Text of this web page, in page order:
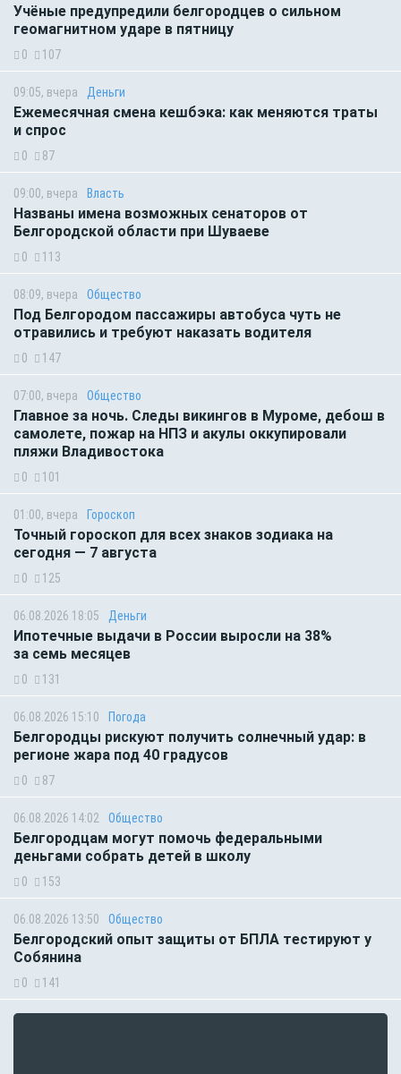
Учёные предупредили белгородцев о сильном
геомагнитном ударе в пятницу
0 107
09:05, вчера Деньги
Ежемесячная смена кешбэка: как меняются траты
и спрос
0 87
09:00, вчера Власть
Названы имена возможных сенаторов от
Белгородской области при Шуваеве
0 113
08:09, вчера Общество
Под Белгородом пассажиры автобуса чуть не
отравились и требуют наказать водителя
0 147
07:00, вчера Общество
Главное за ночь. Следы викингов в Муроме, дебош в
самолете, пожар на НПЗ и акулы оккупировали
пляжи Владивостока
0 101
01:00, вчера Гороскоп
Точный гороскоп для всех знаков зодиака на
сегодня — 7 августа
0 125
06.08.2026 18:05 Деньги
Ипотечные выдачи в России выросли на 38%
за семь месяцев
0 131
06.08.2026 15:10 Погода
Белгородцы рискуют получить солнечный удар: в
регионе жара под 40 градусов
0 87
06.08.2026 14:02 Общество
Белгородцам могут помочь федеральными
деньгами собрать детей в школу
0 153
06.08.2026 13:50 Общество
Белгородский опыт защиты от БПЛА тестируют у
Собянина
0 141